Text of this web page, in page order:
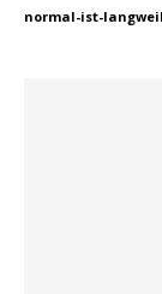
normal-ist-